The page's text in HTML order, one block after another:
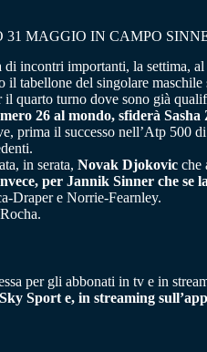
MAGGIO IN CAMPO
di incontri importanti, la
il tabellone del singolare
il quarto turno dove sono già
26 al mondo, sfiderà Sasha
prima il successo nell’Atp 500
in serata, Novak Djokovic che
per Jannik Sinner che se
Draper e Norrie-Fearnley.
per gli abbonati in tv e in
Sky Sporte, in streaming